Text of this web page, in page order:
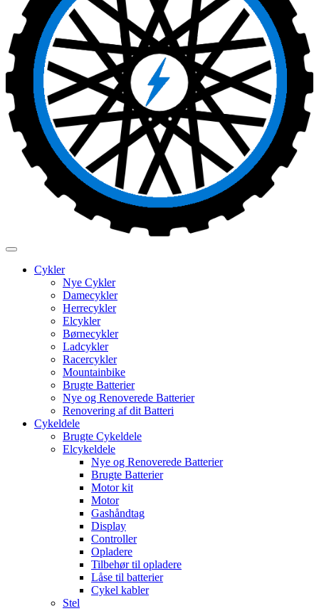
Cykler
Nye Cykler
Damecykler
Herrecykler
Elcykler
Børnecykler
Ladcykler
Racercykler
Mountainbike
Brugte Batterier
Nye og Renoverede Batterier
Renovering af dit Batteri
Cykeldele
Brugte Cykeldele
Elcykeldele
Nye og Renoverede Batterier
Brugte Batterier
Motor kit
Motor
Gashåndtag
Display
Controller
Opladere
Tilbehør til opladere
Låse til batterier
Cykel kabler
Stel